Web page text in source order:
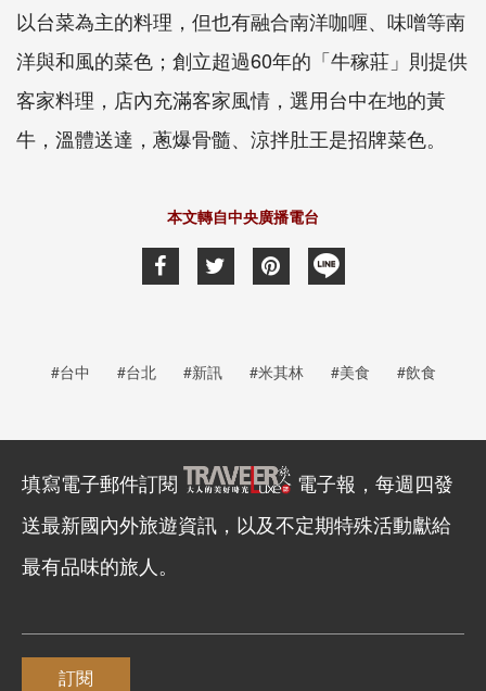
以台菜為主的料理，但也有融合南洋咖喱、味噌等南
洋與和風的菜色；創立超過60年的「牛稼莊」則提供
客家料理，店內充滿客家風情，選用台中在地的黃
牛，溫體送達，蔥爆骨髓、涼拌肚王是招牌菜色。
本文轉自中央廣播電台
#台中 #台北 #新訊 #米其林 #美食 #飲食
填寫電子郵件訂閱
電子報，每週四發
送最新國內外旅遊資訊，以及不定期特殊活動獻給
最有品味的旅人。
訂閱